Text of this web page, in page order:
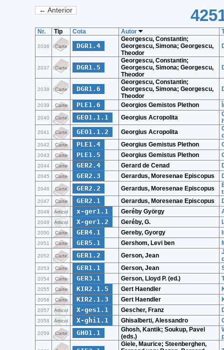
← Anterior
Nr. Tip Cota Autor
2036 Carte DGR1.4
Georgescu, Constantin;
Georgescu, Simona; Georgescu,
Theodor
2037 Carte DGR1.5
Georgescu, Constantin;
Georgescu, Simona; Georgescu,
Theodor
2038 Carte DGR1.6
Georgescu, Constantin;
Georgescu, Simona; Georgescu,
Theodor
2039 Carte PLE1.6 Georgios Gemistos Plethon
2040 Carte GEO1.1.1 Georgius Acropolita
2041 Carte GEO1.1.2 Georgius Acropolita
2042 Carte PLE1.4 Georgius Gemistus Plethon
2043 Carte PLE1.5 Georgius Gemistus Plethon
2044 Carte GER2.4 Gerard de Cenad
2045 Carte GER2.3 Gerardus, Moresenae Episcopus
2046 Carte GER2.2 Gerardus, Moresenae Episcopus
2047 Carte GER2.1 Gerardus, Moresenae Episcopus
2048 Articol x-ger1.1 Geréby György
2049 Articol X-ger1.2 Geréby, G.
2050 Carte GER4.1 Gereby, Gyorgy
2051 Carte GER5.1 Gershom, Levi ben
2052 Carte GER1.2 Gerson, Jean
2053 Carte GER1.1 Gerson, Jean
2054 Carte GER3.1 Gerson, Lloyd P. (ed.)
2055 Carte KIR2.1.5 Gert Haendler
2056 Carte KIR2.1.3 Gert Haendler
2057 Articol X-ges1.1 Gescher, Franz
2058 Articol X-ghi1.1 Ghisalberti, Alessandro
2059 Carte GHO1.1
Ghosh, Kantik; Soukup, Pavel
(eds.)
Giele, Maurice; Steenberghen,